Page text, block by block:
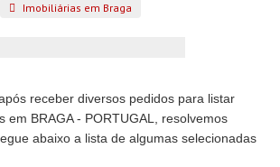
Imobiliárias em Braga
receber diversos pedidos para listar
em BRAGA - PORTUGAL, resolvemos
abaixo a lista de algumas selecionadas